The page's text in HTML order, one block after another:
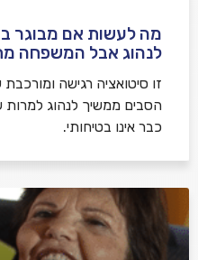
מה לעשות אם מבוגר
לנהוג אבל המשפחה
זו סיטואציה רגישה
הסבים ממשיך לנהוג
כבר אינו בטיחותי.